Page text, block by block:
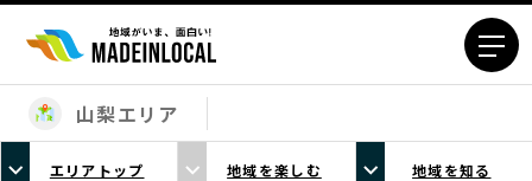
エリアから探す
山梨エリア
エリアトップ 地域を楽しむ 地域を知る